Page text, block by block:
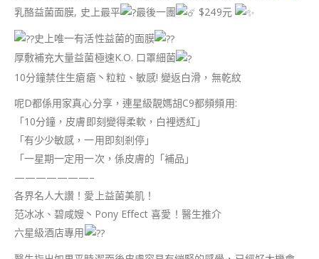
乳酪益菌面膜, 史上最平
最後一團
$249元
史上唯一有活性益菌的面膜
厚敷補充大量益菌極速K.O. 口罩細菌
10分鐘禁住生瘡瘡丶粒粒、敏感! 變返白滑，無乾紋
呢D都係用家真心分享，連星級靚媽胡C9都頻頻用:
「10分鐘，皮膚即刻變得柔軟，白裡透紅」
「有少少敏感，一用即刻剎停」
「一星期一定用一次，係皮膚的「補品」
———————–
各界名人大讚！愛上益菌美肌！
范冰冰、碧咸嫂丶Pony Effect 喜愛！醫生推介
六星級酒店專用